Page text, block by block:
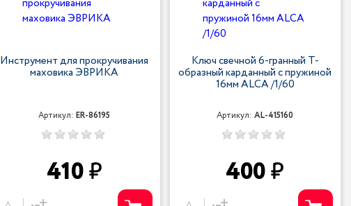
Инструмент для прокручивания
маховика ЭВРИКА
Артикул:ER-86195
410
Ключ свечной 6-гранный Т-
образный карданный с пружиной
16мм ALCA /1/60
Артикул:AL-415160
400